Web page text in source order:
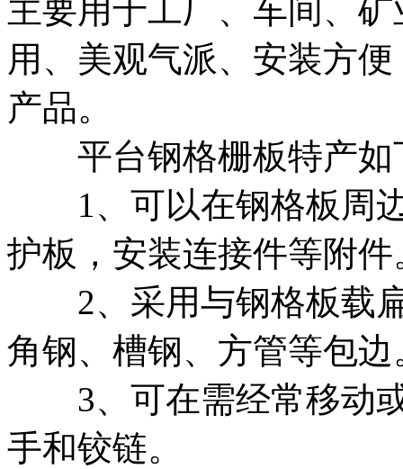
主要用于工厂、车间、
用、美观气派、安装方
产品。
平台钢格栅板特产如
1、可以在钢格板周边
护板，安装连接件等附件
2、采用与钢格板载扁
角钢、槽钢、方管等包边
3、可在需经常移动或
手和铰链。